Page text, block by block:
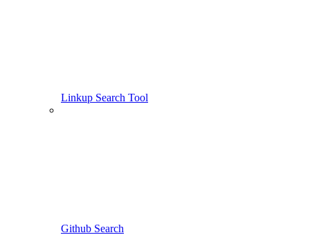
Linkup Search Tool
Github Search